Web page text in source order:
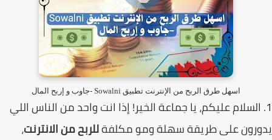
اسهل طرق الربح من الإنترنت تطبيق Sowalni -جاوب و إربح المال
السلام عليكم، يا جماعة الخير! إذا انت واحد من الناس اللي
على طريقة سهلة ومو مكلفةللربح من الانترنت،